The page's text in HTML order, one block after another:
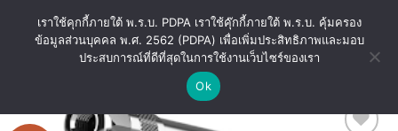
เราใช้คุกกี้ภายใต้ พ.ร.บ. PDPA เราใช้คุ๊กกี้ภายใต้ พ.ร.บ. คุ้มครอง
ข้อมูลส่วนบุคคล พ.ศ. 2562 (PDPA) เพื่อเพิ่มประสิทธิภาพและมอบ
ประสบการณ์ที่ดีที่สุดในการใช้งานเว็บไซร์ของเรา
Ok